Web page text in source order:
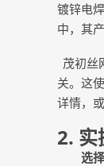
镀锌电
中，其
茂初丝
关。这
详情，
2. 实
选